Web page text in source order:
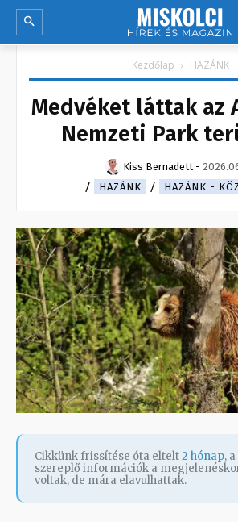
Kezdőlap HAZÁNK
Medvéket láttak az
Nemzeti Park
Kiss Bernadett -
HAZÁNK
HAZÁNK -
Cikkünk frissítése óta eltelt2 hónap,
szereplő információk a
voltak, de mára elavulhattak.